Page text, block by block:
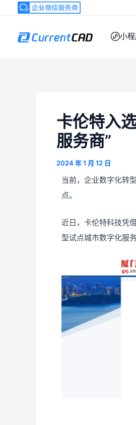
小
卡伦特入
服务商”
2024 年 1 月 12 日
当前，企业数字化转
点。
近日，卡伦特科技凭
型试点城市数字化服